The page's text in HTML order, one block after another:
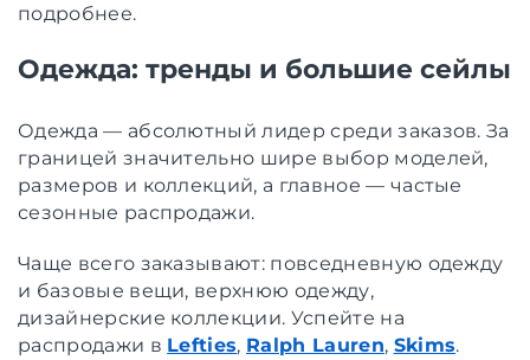
подробнее.
Одежда: тренды и большие сейлы
Одежда — абсолютный лидер среди заказов. За
границей значительно шире выбор моделей,
размеров и коллекций, а главное — частые
сезонные распродажи.
Чаще всего заказывают: повседневную одежду
и базовые вещи, верхнюю одежду,
дизайнерские коллекции. Успейте на
распродажи в Lefties, Ralph Lauren, Skims.